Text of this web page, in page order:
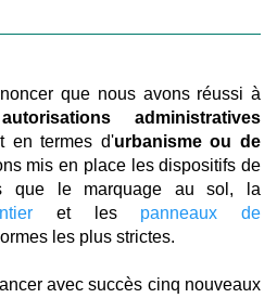
que nous avons réussi à
autorisations administratives
en termes d'urbanisme ou de
mis en place les dispositifs de
que le marquage au sol, la
et les panneaux de
les plus strictes.
avec succès cinq nouveaux